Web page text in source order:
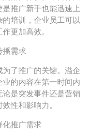
推广新手也能迅速上
培训，企业员工可以
更加高效。
播需求
了推广的关键。溢企
的内容在第一时间内
是突发事件还是营销
性和影响力。
化推广需求